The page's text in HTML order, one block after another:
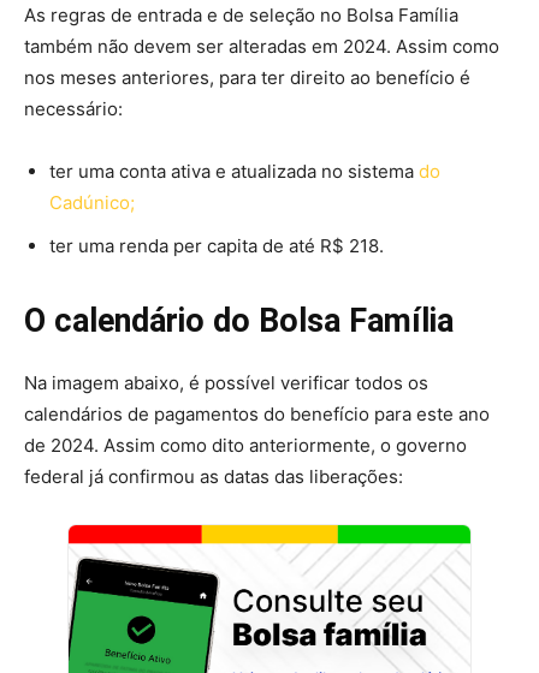
As regras de entrada e de seleção no Bolsa Família
também não devem ser alteradas em 2024. Assim como
nos meses anteriores, para ter direito ao benefício é
necessário:
ter uma conta ativa e atualizada no sistema do
Cadúnico;
ter uma renda per capita de até R$ 218.
O calendário do Bolsa Família
Na imagem abaixo, é possível verificar todos os
calendários de pagamentos do benefício para este ano
de 2024. Assim como dito anteriormente, o governo
federal já confirmou as datas das liberações: